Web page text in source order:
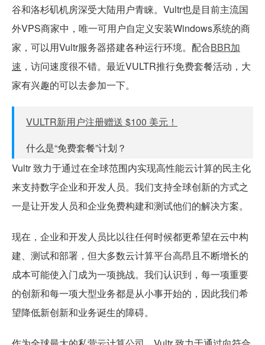
谷和洛杉矶机房深受大陆用户青睐。Vultr也是目前主流国
外VPS商家中，唯一可用户自定义安装Windows系统的商
家，可以用Vultr服务器搭建各种运行环境。配合BBR加
速 ，访问速度很不错。最近VULTR推行免费套餐活动，大
家有兴趣的可以去参加一下。
VULTR新用户注册赠送 $100 美元！
什么是“免费套餐”计划？
Vultr 致力于通过在全球范围内实现高性能云计算的民主化
来支持数字企业和开发人员。我们支持全球创新的方式之
一是让开发人员和企业免费构建和测试他们的解决方案。
现在，企业和开发人员比以往任何时候都更希望在云中构
建、测试和部署，但大多数云计算平台高昂且不断增长的
成本可能使入门成为一项挑战。我们认识到，每一项重要
的创新和每一项大型业务都是从小事开始的，因此我们希
望降低新创新和业务诞生的障碍。